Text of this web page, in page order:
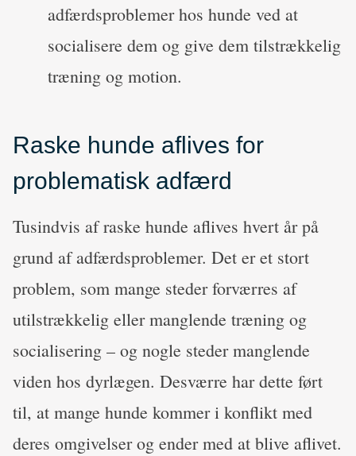
adfærdsproblemer hos hunde ved at
socialisere dem og give dem tilstrækkelig
træning og motion.
Raske hunde aflives for
problematisk adfærd
Tusindvis af raske hunde aflives hvert år på
grund af adfærdsproblemer. Det er et stort
problem, som mange steder forværres af
utilstrækkelig eller manglende træning og
socialisering – og nogle steder manglende
viden hos dyrlægen. Desværre har dette ført
til, at mange hunde kommer i konflikt med
deres omgivelser og ender med at blive aflivet.